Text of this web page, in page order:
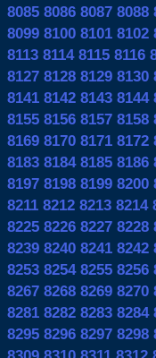
8085 8086 8087 8088
8099 8100 8101 8102
8113 8114 8115 8116
8127 8128 8129 8130
8141 8142 8143 8144
8155 8156 8157 8158
8169 8170 8171 8172
8183 8184 8185 8186
8197 8198 8199 8200
8211 8212 8213 8214
8225 8226 8227 8228
8239 8240 8241 8242
8253 8254 8255 8256
8267 8268 8269 8270
8281 8282 8283 8284
8295 8296 8297 8298